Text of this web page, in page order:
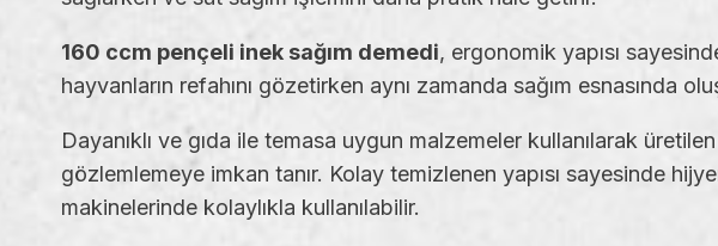
160 ccm pençeli inek sağım demedi, ergonomik yapısı
hayvanların refahını gözetirken aynı zamanda sağım esnasında
Dayanıklı ve gıda ile temasa uygun malzemeler kullanılarak üretilen
gözlemlemeye imkan tanır. Kolay temizlenen yapısı sayesinde
makinelerinde kolaylıkla kullanılabilir.